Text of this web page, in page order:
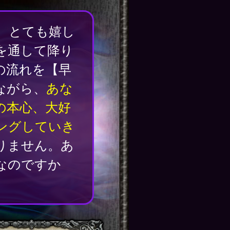
とても嬉し
通して降り
流れを【早
ら、 あな
本心、大好
グしていき
ません。あ
のですか